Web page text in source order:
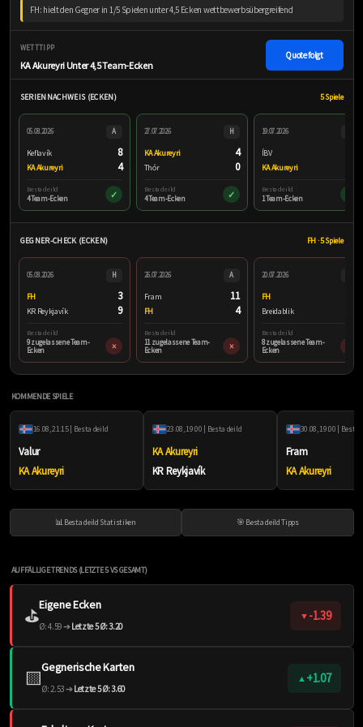
FH: hielt den Gegner in 1/5 Spielen unter 4,5 Ecken wettbewerbsübergreifend
WETTTIPP
KA Akureyri Unter 4,5 Team-Ecken
Quote folgt
SERIENNACHWEIS (ECKEN) 5 Spiele
05.08.2026 A
Keflavík 8
KA Akureyri 4
Besta deild
4 Team-Ecken ✓
27.07.2026 H
KA Akureyri 4
Thór 0
Besta deild
4 Team-Ecken ✓
19.07.2026
ÍBV
KA Akureyri
Besta deild
1 Team-Ecken
GEGNER-CHECK (ECKEN) FH · 5 Spiele
05.08.2026 H
FH 3
KR Reykjavík 9
Besta deild
9 zugelassene Team-
Ecken
×
26.07.2026 A
Fram 11
FH 4
Besta deild
11 zugelassene Team-
Ecken
×
20.07.2026
FH
Breidablik
Besta deild
8 zugelassene Team-
Ecken
KOMMENDE SPIELE
16.08, 21:15 | Besta deild
Valur
KA Akureyri
23.08, 19:00 | Besta deild
KA Akureyri
KR Reykjavík
30.08, 19:00 | Besta
Fram
KA Akureyri
📊 Besta deild Statistiken 🎯 Besta deild Tipps
AUFFÄLLIGE TRENDS (LETZTE 5 VS GESAMT)
⛳️Eigene Ecken
Ø: 4.59 ➔Letzte 5 Ø: 3.20
▼ -1.39
🟨Gegnerische Karten
Ø: 2.53 ➔Letzte 5 Ø: 3.60
▲ +1.07